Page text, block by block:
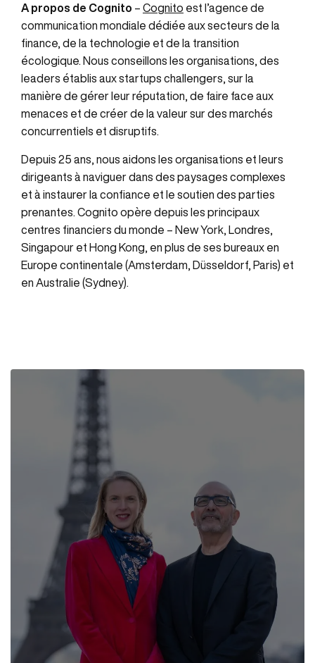
A propos de Cognito – Cognito est l’agence de
communication mondiale dédiée aux secteurs de la
finance, de la technologie et de la transition
écologique. Nous conseillons les organisations, des
leaders établis aux startups challengers, sur la
manière de gérer leur réputation, de faire face aux
menaces et de créer de la valeur sur des marchés
concurrentiels et disruptifs.
Depuis 25 ans, nous aidons les organisations et leurs
dirigeants à naviguer dans des paysages complexes
et à instaurer la confiance et le soutien des parties
prenantes. Cognito opère depuis les principaux
centres financiers du monde – New York, Londres,
Singapour et Hong Kong, en plus de ses bureaux en
Europe continentale (Amsterdam, Düsseldorf, Paris) et
en Australie (Sydney).